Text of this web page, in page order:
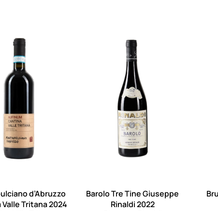
d’Abruzzo
Tritana 2024
Barolo Tre Tine Giuseppe
Rinaldi 2022